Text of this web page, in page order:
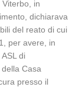
in
dichiarava
del reato di cui
per avere, in
di
Casa
presso il